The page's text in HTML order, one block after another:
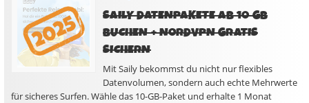
SAILY DATENPAKETE AB 10 GB
BUCHEN + NORDVPN GRATIS
SICHERN
Mit Saily bekommst du nicht nur flexibles
Datenvolumen, sondern auch echte Mehrwerte
für sicheres Surfen. Wähle das 10-GB-Paket und erhalte 1 Monat